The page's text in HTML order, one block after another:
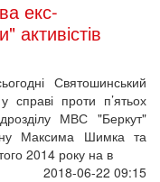
екс-
активістів
Святошинський
справі проти п’ятьох
МВС "Беркут"
Максима Шимка та
2014 року на в
2018-06-22 09:15